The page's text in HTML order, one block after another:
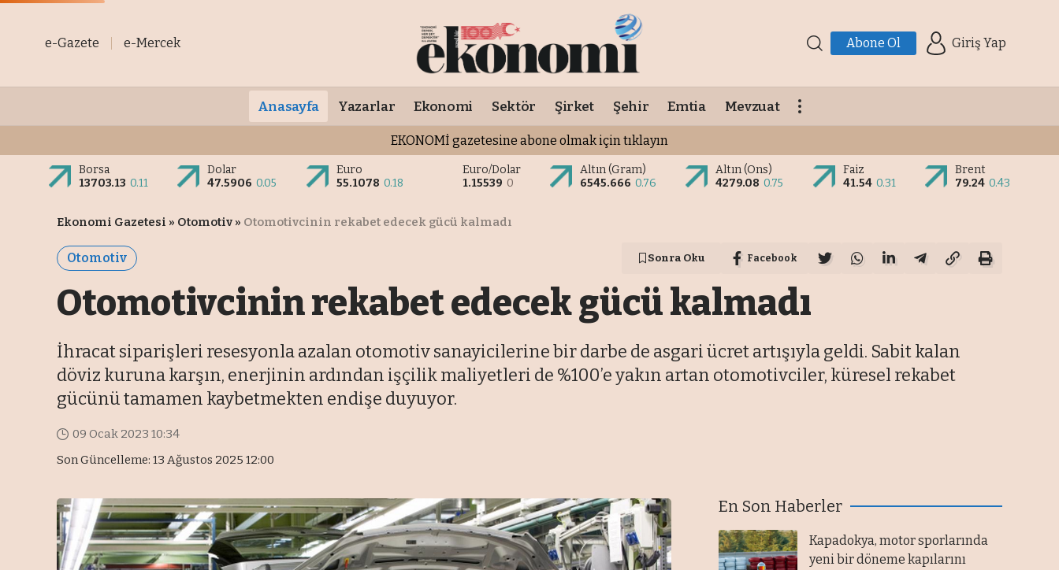
e-Gazete e-Mercek Abone Ol Giriş Yap
Anasayfa Yazarlar Ekonomi Sektör Şirket Şehir Emtia Mevzuat
EKONOMİ gazetesine abone olmak için tıklayın
Borsa
13703.13 0.11
Dolar
47.5906 0.05
Euro
55.1078 0.18
Euro/Dolar
1.15539 0
Altın (Gram)
6545.666 0.76
Altın (Ons)
4279.08 0.75
Faiz
41.54 0.31
Brent
79.24 0.43
Ekonomi Gazetesi » Otomotiv » Otomotivcinin rekabet edecek gücü kalmadı
Otomotiv Sonra Oku Facebook
Otomotivcinin rekabet edecek gücü kalmadı
İhracat siparişleri resesyonla azalan otomotiv sanayicilerine bir darbe de asgari ücret artışıyla geldi. Sabit kalan
döviz kuruna karşın, enerjinin ardından işçilik maliyetleri de %100’e yakın artan otomotivciler, küresel rekabet
gücünü tamamen kaybetmekten endişe duyuyor.
Son Güncelleme: 13 Ağustos 2025 12:00
09 Ocak 2023 10:34
En Son Haberler
Kapadokya, motor sporlarında
yeni bir döneme kapılarını